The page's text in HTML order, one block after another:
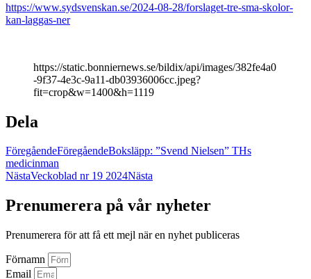
https://www.sydsvenskan.se/2024-08-28/forslaget-tre-sma-skolor-
kan-laggas-ner
https://static.bonniernews.se/bildix/api/images/382fe4a0
-9f37-4e3c-9a11-db03936006cc.jpeg?
fit=crop&w=1400&h=1119
Dela
FöregåendeFöregåendeBoksläpp: ”Svend Nielsen” THs
medicinman
NästaVeckoblad nr 19 2024Nästa
Prenumerera på vår nyheter
Prenumerera för att få ett mejl när en nyhet publiceras
Förnamn
Email